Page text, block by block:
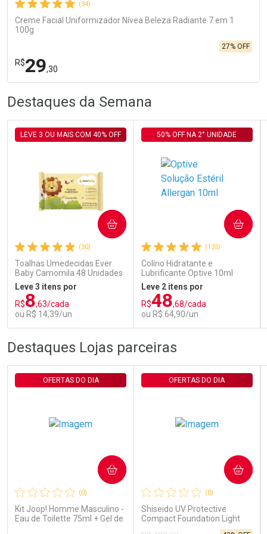
(34)
Creme Facial Uniformizador Nívea Beleza Radiante 7 em 1
100g
R$29,30
27% OFF
Laboratório
Ativar Desconto
Comprar sem Desconto
Por R$ 29,30/cada
Por Menos
Comprar sem Desconto
Por R$ 29,30/cada
Destaques da Semana
(30)
Toalhas Umedecidas Ever
Baby Camomila 48 Unidades
LEVE 3 OU MAIS COM 40% OFF
Leve 3 itens por
R$8,63/cada
ou R$ 14,39/un
COMPRAR
FECHAR
Laboratório
Comprar sem Desconto
Por R$ 14,39/cada
FECHAR
Por Menos
Comprar sem Desconto
Por R$ 14,39/cada
(135)
Colírio Hidratante e
Lubrificante Optive 10ml
50% OFF NA 2° UNIDADE
Leve 2 itens por
R$48,68/cada
ou R$ 64,90/un
COMPRAR
Comprar sem Desconto
Por R$ 64,90/cada
Comprar sem Desconto
Por R$ 64,90/cada
Destaques Lojas parceiras
(0)
Kit Joop! Homme Masculino -
Eau de Toilette 75ml + Gel de
OFERTAS DO DIA
COMPRAR
(0)
Shiseido UV Protective
Compact Foundation Light
Ochre - Protetor Solar Facial
OFERTAS DO DIA
COMPRAR